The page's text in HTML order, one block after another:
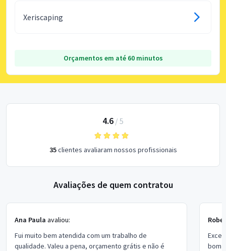
Xeriscaping
Orçamentos em até 60 minutos
4.6 / 5
35clientes avaliaram nossos profissionais
Avaliações de quem contratou
Ana Paula avaliou:
Fui muito bem atendida com um trabalho de
qualidade. Valeu a pena, orçamento grátis e não é
bom